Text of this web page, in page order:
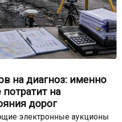
на диагноз: именно
на
дорог
электронные аукционы